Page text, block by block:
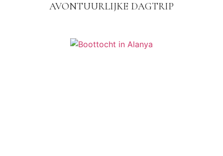
AVONTUURLIJKE DAGTRIP